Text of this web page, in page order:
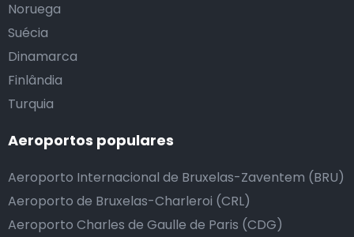
Noruega
Suécia
Dinamarca
Finlândia
Turquia
Aeroportos populares
Aeroporto Internacional de Bruxelas-Zaventem (BRU)
Aeroporto de Bruxelas-Charleroi (CRL)
Aeroporto Charles de Gaulle de Paris (CDG)